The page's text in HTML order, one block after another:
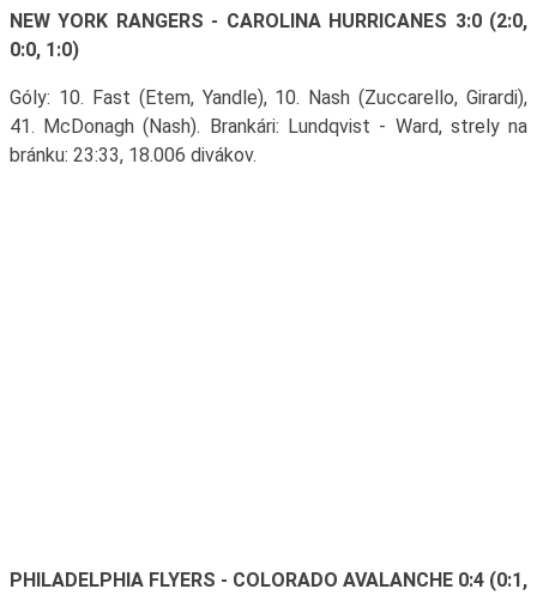
NEW YORK RANGERS - CAROLINA HURRICANES 3:0 (2:0,
0:0, 1:0)
Góly: 10. Fast (Etem, Yandle), 10. Nash (Zuccarello, Girardi),
41. McDonagh (Nash). Brankári: Lundqvist - Ward, strely na
bránku: 23:33, 18.006 divákov.
PHILADELPHIA FLYERS - COLORADO AVALANCHE 0:4 (0:1,